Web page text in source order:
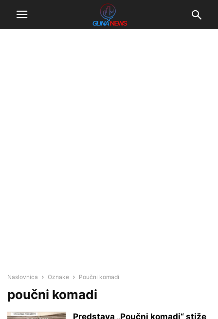
Naslovnica Oznake Poučni komadi
poučni komadi
Predstava „Poučni komadi“ stiže